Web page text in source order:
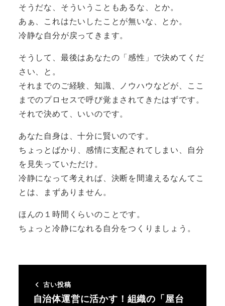
そうだな、そういうこともあるな、とか。
あぁ、これはたいしたことが無いな、とか。
冷静な自分が戻ってきます。
そうして、最後はあなたの「感性」で決めてくだ
さい、と。
それまでのご経験、知識、ノウハウなどが、ここ
までのプロセスで呼び覚まされてきたはずです。
それで決めて、いいのです。
あなた自身は、十分に賢いのです。
ちょっとばかり、感情に支配されてしまい、自分
を見失っていただけ。
冷静になって考えれば、決断を間違えるなんてこ
とは、まずありません。
ほんの１時間くらいのことです。
ちょっと冷静になれる自分をつくりましょう。
古い投稿
自治体運営に活かす！組織の「屋台